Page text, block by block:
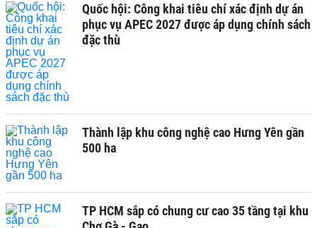
Quốc hội: Công khai tiêu chí xác định dự án
phục vụ APEC 2027 được áp dụng chính sách
đặc thù
Thành lập khu công nghệ cao Hưng Yên gần
500 ha
TP HCM sắp có chung cư cao 35 tầng tại khu